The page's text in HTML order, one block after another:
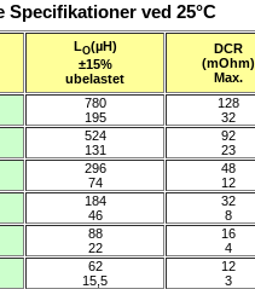
Specifikationer ved 25°C
LO(µH)
±15%
ubelastet
DCR
(mOhm)
Max.
780
195
128
32
524
131
92
23
296
74
48
12
184
46
32
8
88
22
16
4
62
15,5
12
3